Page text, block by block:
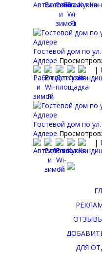
Гостевой дом по
Адлере
|
Гостевой дом по
Адлере
|
ДЛЯ